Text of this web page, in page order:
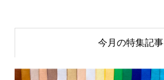
今月の特集記事